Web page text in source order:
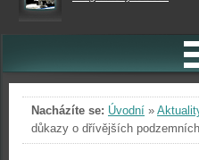
Nacházíte se: Úvodní »
důkazy o dřívějších